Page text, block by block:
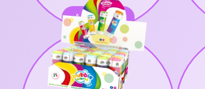
ACQUISTA